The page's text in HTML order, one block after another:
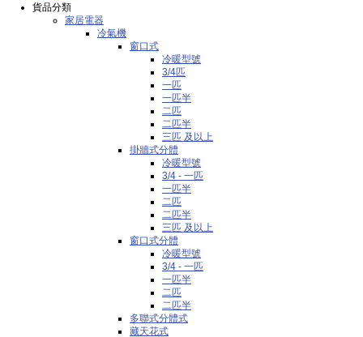
貨品分類
家居電器
冷氣機
窗口式
冷暖型號
3/4匹
一匹
一匹半
二匹
二匹半
三匹 及以上
掛牆式分體
冷暖型號
3/4 - 一匹
一匹半
二匹
二匹半
三匹 及以上
窗口式分體
冷暖型號
3/4 - 一匹
一匹半
二匹
二匹半
多聯式分體式
藏天花式